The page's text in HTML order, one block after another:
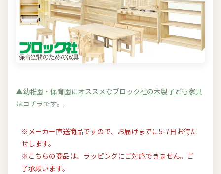
▲幼稚園・保育園にオススメなブロック社の木製子ども家具
はコチラです。
※メーカー直送商品ですので、お届けまでに5-7日お待た
せします。
※こちらの商品は、ラッピングにご対応できません。ご
了承願います。